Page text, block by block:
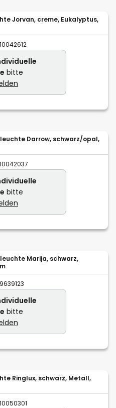
Jorvan, creme, Eukalyptus,
10042612
bitte
Darrow, schwarz/opal,
10042037
bitte
Marija, schwarz,
9639123
bitte
Ringlux, schwarz, Metall,
10050301